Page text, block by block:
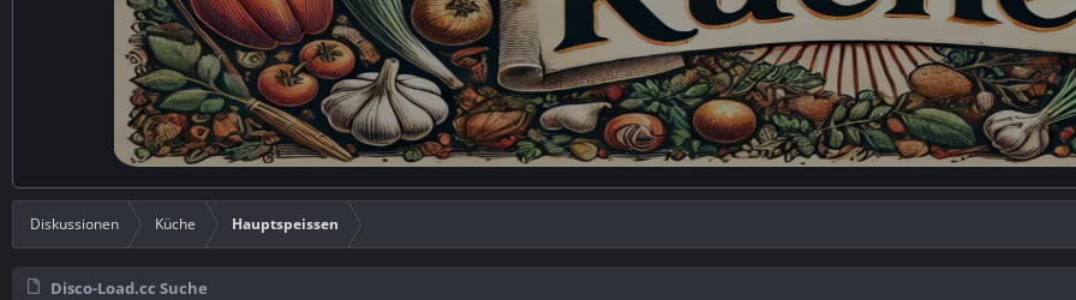
Diskussionen Küche Hauptspeissen
Disco-Load.cc Suche